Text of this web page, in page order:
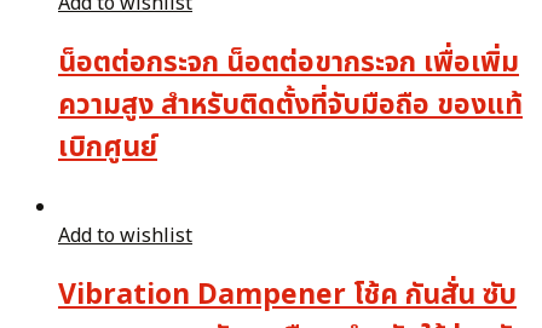
น็อตต่อกระจก น็อตต่อขากระจก เพื่อเพิ่ม
ความสูง สำหรับติดตั้งที่จับมือถือ ของแท้
เบิกศูนย์
Add to wishlist
Vibration Dampener โช้ค กันสั่น ซับ